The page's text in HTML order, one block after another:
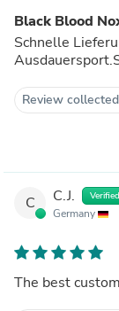
Black Blood
Schnelle
Review
C C.J. Verified
Germany
The best